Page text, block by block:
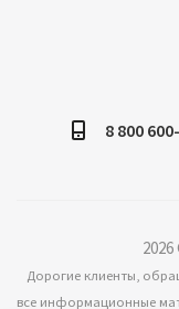
8 800
Дорогие клиенты,
все информационные